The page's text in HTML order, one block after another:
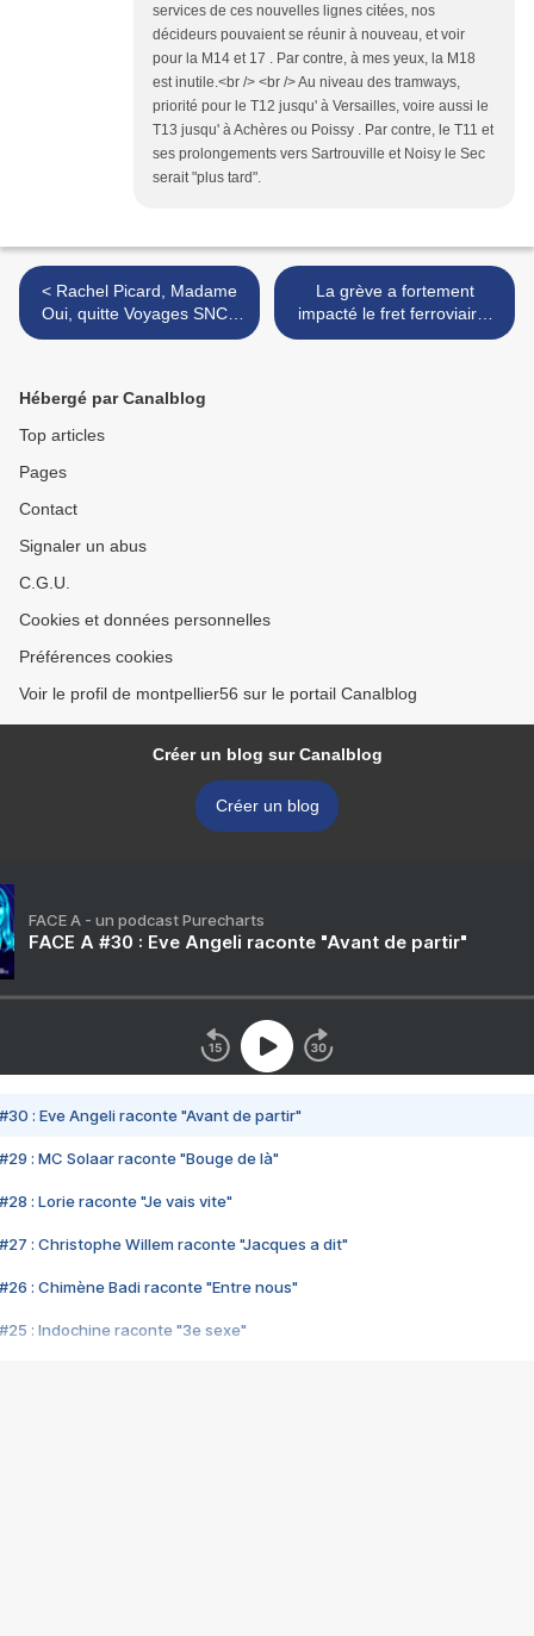
services de ces nouvelles lignes citées, nos
décideurs pouvaient se réunir à nouveau, et voir
pour la M14 et 17 . Par contre, à mes yeux, la M18
est inutile.<br /> <br /> Au niveau des tramways,
priorité pour le T12 jusqu' à Versailles, voire aussi le
T13 jusqu' à Achères ou Poissy . Par contre, le T11 et
ses prolongements vers Sartrouville et Noisy le Sec
serait "plus tard".
< Rachel Picard, Madame
Oui, quitte Voyages SNCF
après avoir joué la carte de
La grève a fortement
impacté le fret ferroviaire,
les opérateurs alternatifs
Hébergé par Canalblog
Top articles
Pages
Contact
Signaler un abus
C.G.U.
Cookies et données personnelles
Préférences cookies
Voir le profil de montpellier56 sur le portail Canalblog
Créer un blog sur Canalblog
Créer un blog
FACE A - un podcast Purecharts
FACE A #30 : Eve Angeli raconte "Avant de partir"
#30 : Eve Angeli raconte "Avant de partir"
#29 : MC Solaar raconte "Bouge de là"
#28 : Lorie raconte "Je vais vite"
#27 : Christophe Willem raconte "Jacques a dit"
#26 : Chimène Badi raconte "Entre nous"
#25 : Indochine raconte "3e sexe"